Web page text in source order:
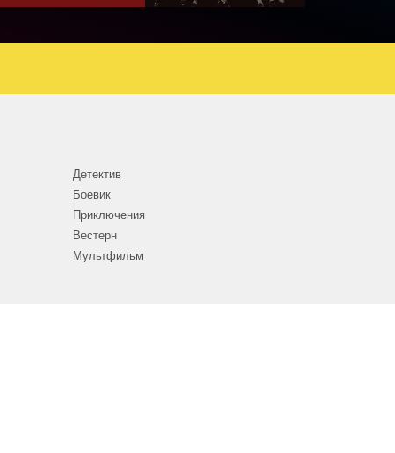
Детектив
Боевик
Приключения
Вестерн
Мультфильм